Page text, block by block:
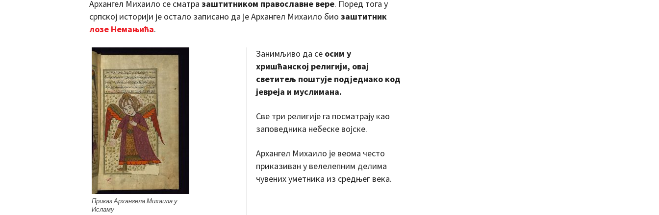
Архангел Михаило се сматра заштитником православне вере. Поред тога у
српској историји је остало записано да је Архангел Михаило био заштитник
лозе Немањића.
Приказ Архангела Михаила у
Исламу
Занимљиво да се осим у
хришћанској религији, овај
светитељ поштује подједнако код
јевреја и муслимана.
Све три религије га посматрају као
заповедника небеске војске.
Архангел Михаило је веома често
приказиван у велелепним делима
чувених уметника из средњег века.